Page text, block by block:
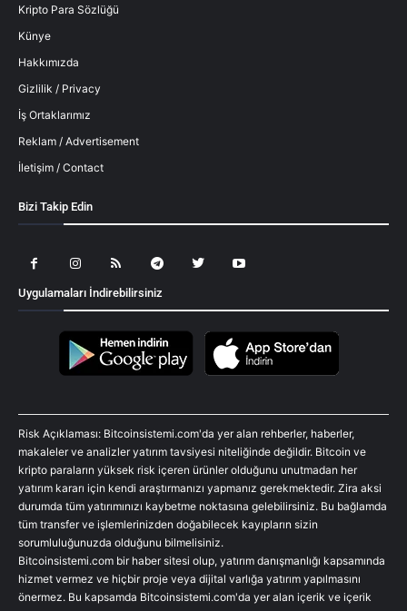
Kripto Para Sözlüğü
Künye
Hakkımızda
Gizlilik / Privacy
İş Ortaklarımız
Reklam / Advertisement
İletişim / Contact
Bizi Takip Edin
Uygulamaları İndirebilirsiniz
Risk Açıklaması: Bitcoinsistemi.com'da yer alan rehberler, haberler,
makaleler ve analizler yatırım tavsiyesi niteliğinde değildir. Bitcoin ve
kripto paraların yüksek risk içeren ürünler olduğunu unutmadan her
yatırım kararı için kendi araştırmanızı yapmanız gerekmektedir. Zira aksi
durumda tüm yatırımınızı kaybetme noktasına gelebilirsiniz. Bu bağlamda
tüm transfer ve işlemlerinizden doğabilecek kayıpların sizin
sorumluluğunuzda olduğunu bilmelisiniz.
Bitcoinsistemi.com bir haber sitesi olup, yatırım danışmanlığı kapsamında
hizmet vermez ve hiçbir proje veya dijital varlığa yatırım yapılmasını
önermez. Bu kapsamda Bitcoinsistemi.com'da yer alan içerik ve içerik